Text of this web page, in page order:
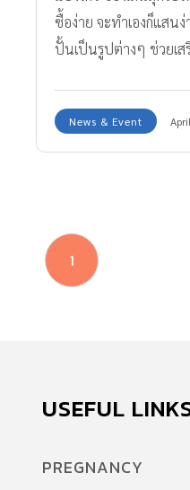
ซื้อง่าย จะทำเองก็แสน
ปั้นเป็นรูปต่างๆ ช่วยเส
News & Event
1
USEFUL
PREGNANCY